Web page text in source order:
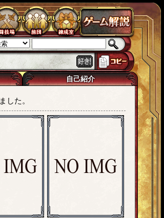
ロスブレイド チェインパラドクス
自己紹介
した。